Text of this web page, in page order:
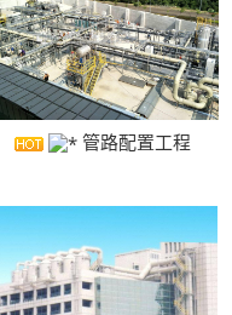
洗滌塔
管路配置工程
攪拌槽
體、製品結構工程
除臭設備
電鍍設備
化學製程設備
管路配置工程